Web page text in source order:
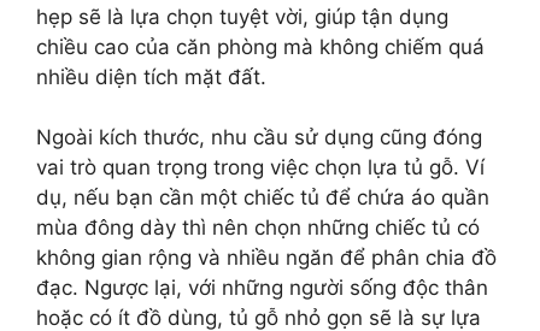
hẹp sẽ là lựa chọn tuyệt vời, giúp tận dụng
chiều cao của căn phòng mà không chiếm quá
nhiều diện tích mặt đất.
Ngoài kích thước, nhu cầu sử dụng cũng đóng
vai trò quan trọng trong việc chọn lựa tủ gỗ. Ví
dụ, nếu bạn cần một chiếc tủ để chứa áo quần
mùa đông dày thì nên chọn những chiếc tủ có
không gian rộng và nhiều ngăn để phân chia đồ
đạc. Ngược lại, với những người sống độc thân
hoặc có ít đồ dùng, tủ gỗ nhỏ gọn sẽ là sự lựa